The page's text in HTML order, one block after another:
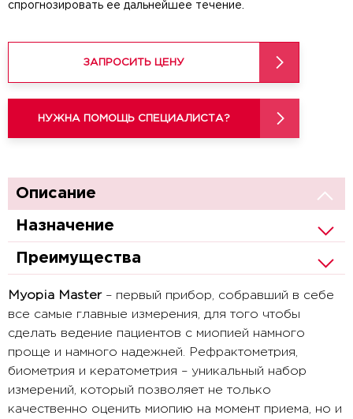
спрогнозировать ее дальнейшее течение.
ЗАПРОСИТЬ ЦЕНУ
НУЖНА ПОМОЩЬ СПЕЦИАЛИСТА?
Описание
Назначение
Преимущества
Myopia Master– первый прибор, собравший в себе
все самые главные измерения, для того чтобы
сделать ведение пациентов с миопией намного
проще и намного надежней. Рефрактометрия,
биометрия и кератометрия – уникальный набор
измерений, который позволяет не только
качественно оценить миопию на момент приема, но и